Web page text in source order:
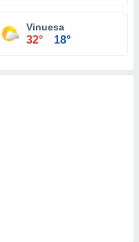
Vinuesa
32° 18°